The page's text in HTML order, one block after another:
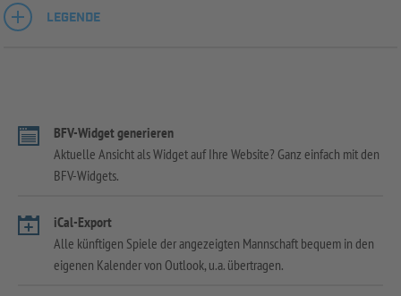
LEGENDE
BFV-Widget generieren
Aktuelle Ansicht als Widget auf Ihre Website? Ganz einfach mit den
BFV-Widgets.
iCal-Export
Alle künftigen Spiele der angezeigten Mannschaft bequem in den
eigenen Kalender von Outlook, u.a. übertragen.